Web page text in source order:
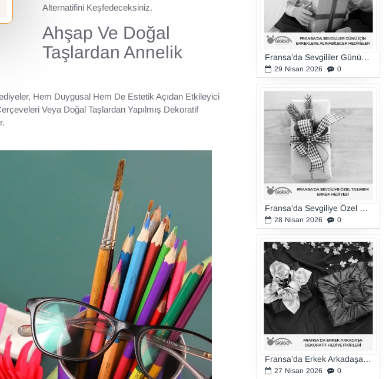
Alternatifini Keşfedeceksiniz.
Ahşap Ve Doğal
Taşlardan Annelik
Hem Duygusal Hem De Estetik Açıdan Etkileyici
Veya Doğal Taşlardan Yapılmış Dekoratif
Fransa’da Sevgililer Günü İçin Erkeklere Alınabilecek Hediyeler
29 Nisan 2026 0
Fransa’da Sevgiliye Özel Tasarım Erkek Hediyesi
28 Nisan 2026 0
Fransa’da Erkek Arkadaşa Dekoratif Hediye Fikirleri
27 Nisan 2026 0